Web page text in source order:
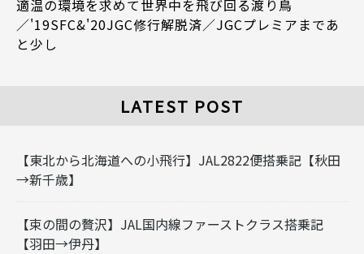
適温の環境を求めて世界中を飛び回る渡り鳥
／'19SFC&'20JGC修行解脱済／JGCプレミアまであ
と少し
LATEST POST
【東北から北海道への小飛行】JAL2822便搭乗記【秋田
→新千歳】
【束の間の贅沢】JAL国内線ファーストクラス搭乗記
【羽田→伊丹】